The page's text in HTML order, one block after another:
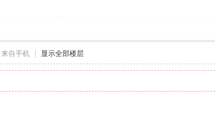
来自手机 显示全部楼层